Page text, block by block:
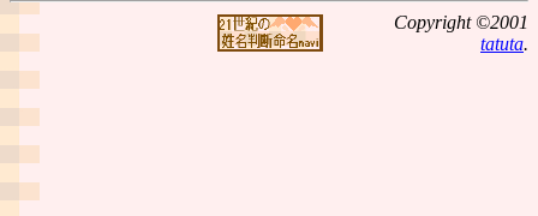
Copyright ©2001
tatuta.